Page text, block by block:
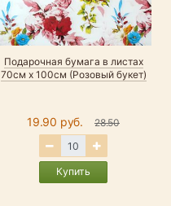
Подарочная бумага в листах
70см х 100см (Розовый букет)
19.90 руб. 28.50
Купить